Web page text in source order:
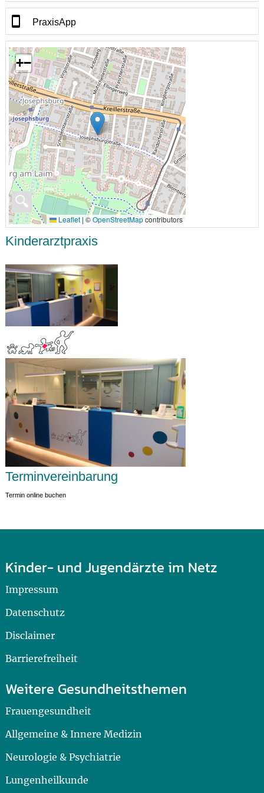
PraxisApp
🔍
+−
Leaflet | ©OpenStreetMapcontributors
Kinderarztpraxis
Terminvereinbarung
Termin online buchen
Kinder- und Jugendärzte im Netz
Impressum
Datenschutz
Disclaimer
Barrierefreiheit
Weitere Gesundheitsthemen
Frauengesundheit
Allgemeine & Innere Medizin
Neurologie & Psychiatrie
Lungenheilkunde